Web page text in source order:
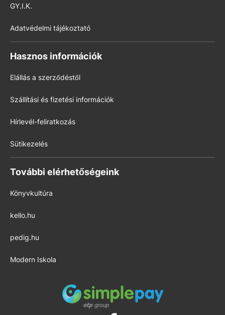
GY.I.K.
Adatvédelmi tájékoztató
Hasznos információk
Elállás a szerződéstől
Szállítási és fizetési információk
Hírlevél-feliratkozás
Sütikezelés
További elérhetőségeink
Könyvkultúra
kello.hu
pedig.hu
Modern Iskola